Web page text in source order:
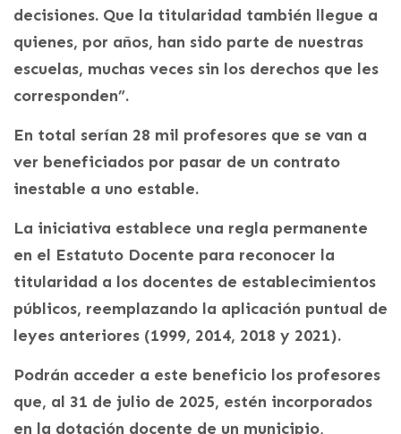
decisiones. Que la titularidad también llegue a
quienes, por años, han sido parte de nuestras
escuelas, muchas veces sin los derechos que les
corresponden”.
En total serían 28 mil profesores que se van a
ver beneficiados por pasar de un contrato
inestable a uno estable.
La iniciativa establece una regla permanente
en el Estatuto Docente para reconocer la
titularidad a los docentes de establecimientos
públicos, reemplazando la aplicación puntual de
leyes anteriores (1999, 2014, 2018 y 2021).
Podrán acceder a este beneficio los profesores
que, al 31 de julio de 2025, estén incorporados
en la dotación docente de un municipio,